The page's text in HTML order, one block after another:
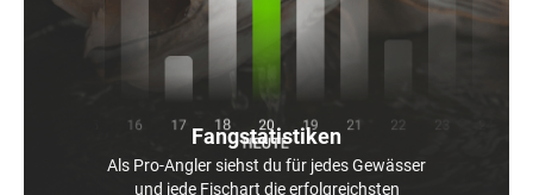
Fangstatistiken
Als Pro-Angler siehst du für jedes Gewässer
und jede Fischart die erfolgreichsten